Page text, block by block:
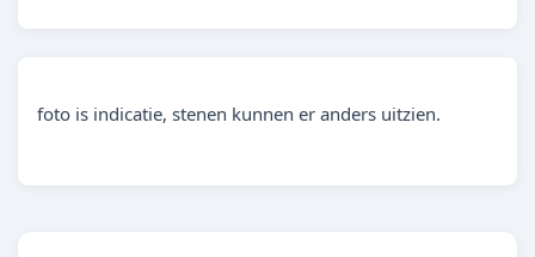
foto is indicatie, stenen kunnen er anders uitzien.